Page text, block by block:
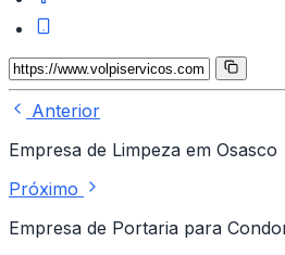
Anterior
Empresa de Limpeza em Osasco
Próximo
Empresa de Portaria para